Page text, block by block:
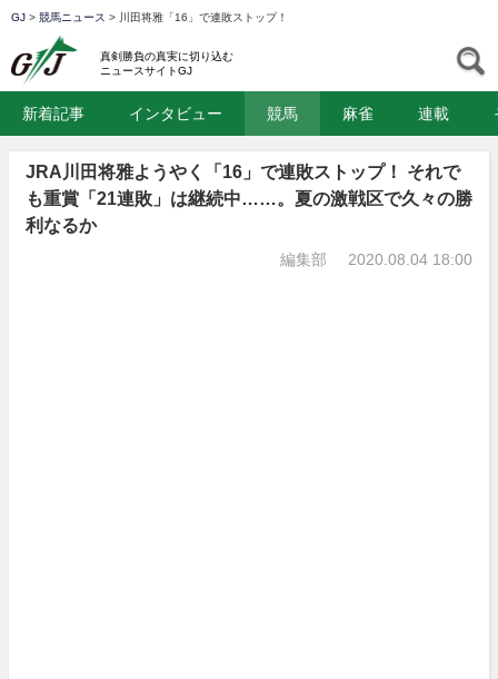
GJ > 競馬ニュース > 川田将雅「16」で連敗ストップ！
真剣勝負の真実に切り込む
ニュースサイトGJ
新着記事 インタビュー 競馬 麻雀 連載
JRA川田将雅ようやく「16」で連敗ストップ！ それで
も重賞「21連敗」は継続中……。夏の激戦区で久々の勝
利なるか
編集部 2020.08.04 18:00